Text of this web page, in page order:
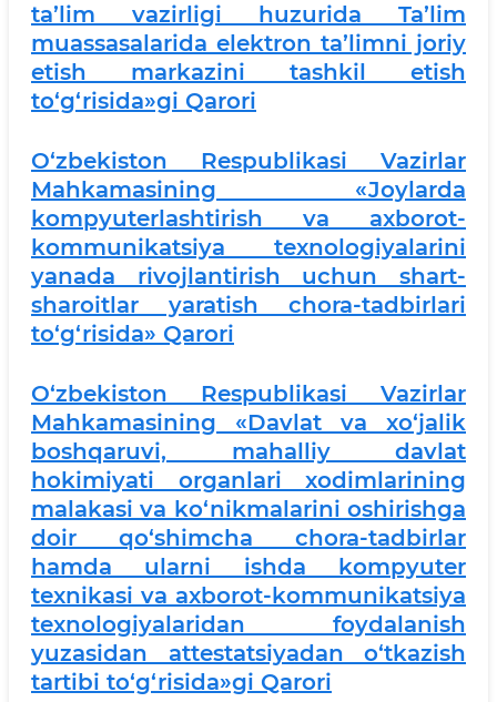
ta’lim vazirligi huzurida Ta’lim
muassasalarida elektron ta’limni joriy
etish markazini tashkil etish
to‘g‘risida»gi Qarori
O‘zbekiston Respublikasi Vazirlar
Mahkamasining «Joylarda
kompyuterlashtirish va axborot-
kommunikatsiya texnologiyalarini
yanada rivojlantirish uchun shart-
sharoitlar yaratish chora-tadbirlari
to‘g‘risida» Qarori
O‘zbekiston Respublikasi Vazirlar
Mahkamasining «Davlat va xo‘jalik
boshqaruvi, mahalliy davlat
hokimiyati organlari xodimlarining
malakasi va ko‘nikmalarini oshirishga
doir qo‘shimcha chora-tadbirlar
hamda ularni ishda kompyuter
texnikasi va axborot-kommunikatsiya
texnologiyalaridan foydalanish
yuzasidan attestatsiyadan o‘tkazish
tartibi to‘g‘risida»gi Qarori